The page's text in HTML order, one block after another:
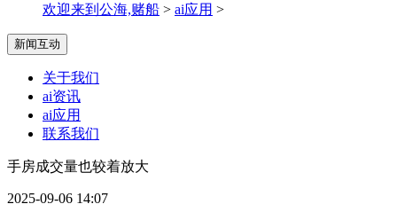
欢迎来到公海,赌船 > ai应用 >
新闻互动
关于我们
ai资讯
ai应用
联系我们
手房成交量也较着放大
2025-09-06 14:07